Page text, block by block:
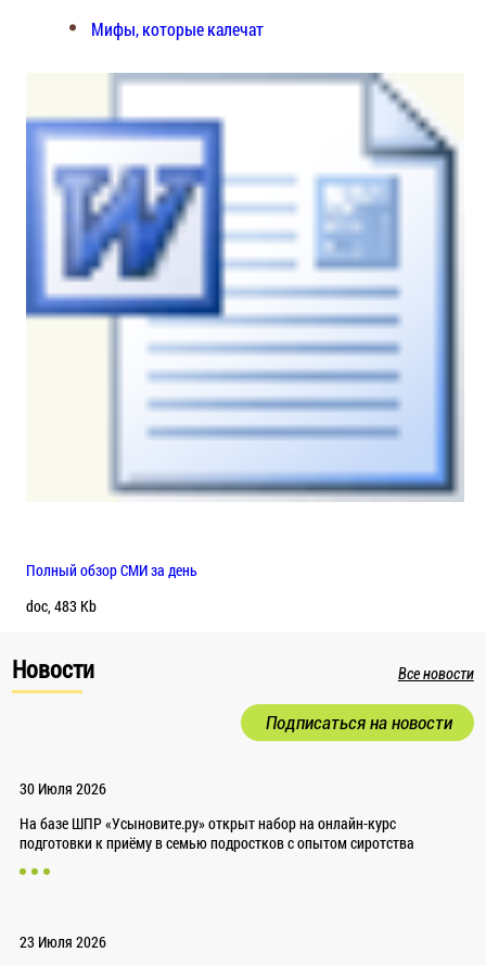
Мифы, которые калечат
Полный обзор СМИ за день
doc, 483 Kb
Новости Все новости
Подписаться на новости
30 Июля 2026
На базе ШПР «Усыновите.ру» открыт набор на онлайн-курс
подготовки к приёму в семью подростков с опытом сиротства
23 Июля 2026